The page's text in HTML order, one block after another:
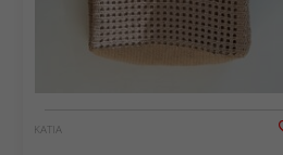
KATIA